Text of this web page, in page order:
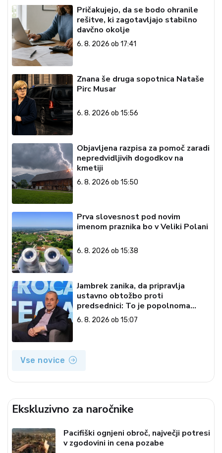
Pričakujejo, da se bodo ohranile
rešitve, ki zagotavljajo stabilno
davčno okolje
6. 8. 2026 ob 17:41
Znana še druga sopotnica Nataše
Pirc Musar
6. 8. 2026 ob 15:56
Objavljena razpisa za pomoč zaradi
nepredvidljivih dogodkov na
kmetiji
6. 8. 2026 ob 15:50
Prva slovesnost pod novim
imenom praznika bo v Veliki Polani
6. 8. 2026 ob 15:38
Jambrek zanika, da pripravlja
ustavno obtožbo proti
predsednici: To je popolnoma
neresnična informacija
6. 8. 2026 ob 15:07
Vse novice
Ekskluzivno za naročnike
Pacifiški ognjeni obroč, največji potresi
v zgodovini in cena pozabe